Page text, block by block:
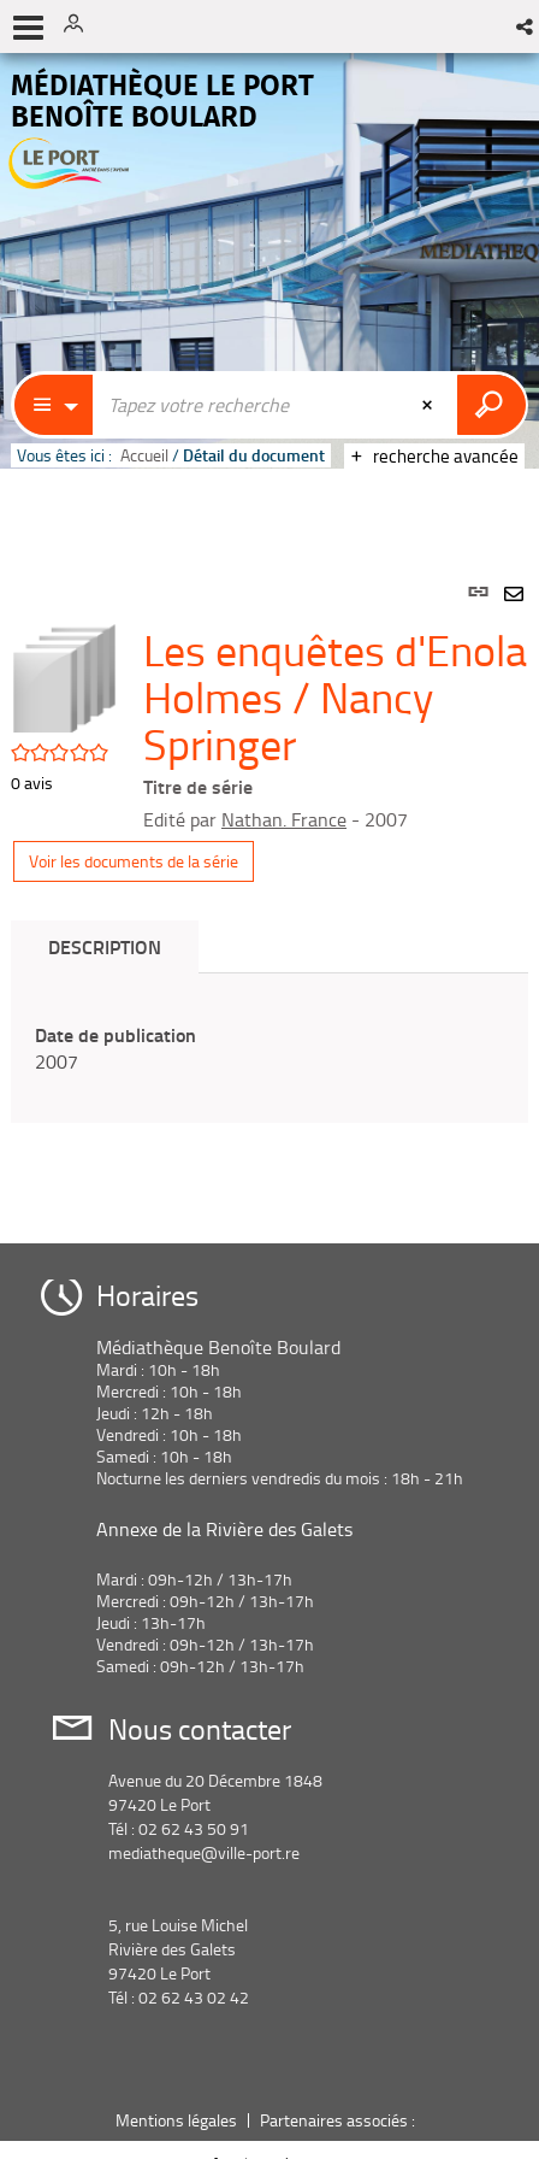
MÉDIATHÈQUE LE PORT
BENOÎTE BOULARD
recherche avancée
Vous êtes ici : Accueil / Détail du document
Lien
par
/5
0avis
Les enquêtes d'Enola
Holmes / Nancy
Springer
Titre de série
Edité par Nathan. France - 2007
Voir les documents de la série
DESCRIPTION
Date de publication
2007
Horaires
Médiathèque Benoîte Boulard
Mardi : 10h - 18h
Mercredi : 10h - 18h
Jeudi : 12h - 18h
Vendredi : 10h - 18h
Samedi : 10h - 18h
Nocturne les derniers vendredis du mois : 18h - 21h
Annexe de la Rivière des Galets
Mardi : 09h-12h / 13h-17h
Mercredi : 09h-12h / 13h-17h
Jeudi : 13h-17h
Vendredi : 09h-12h / 13h-17h
Samedi : 09h-12h / 13h-17h
Nous contacter
Avenue du 20 Décembre 1848
97420 Le Port
Tél : 02 62 43 50 91
mediatheque@ville-port.re
5, rue Louise Michel
Rivière des Galets
97420 Le Port
Tél : 02 62 43 02 42
Mentions légales Partenaires associés :